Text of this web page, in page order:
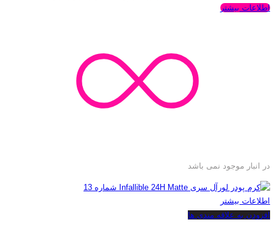
اطلاعات بیشتر
در انبار موجود نمی باشد
اطلاعات بیشتر
افزودن به علاقه مندی ها